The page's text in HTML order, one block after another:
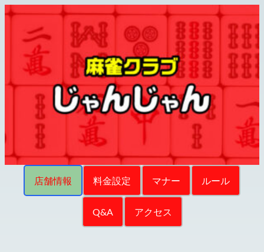
店舗情報 料金設定 マナー ルール
Q&A アクセス